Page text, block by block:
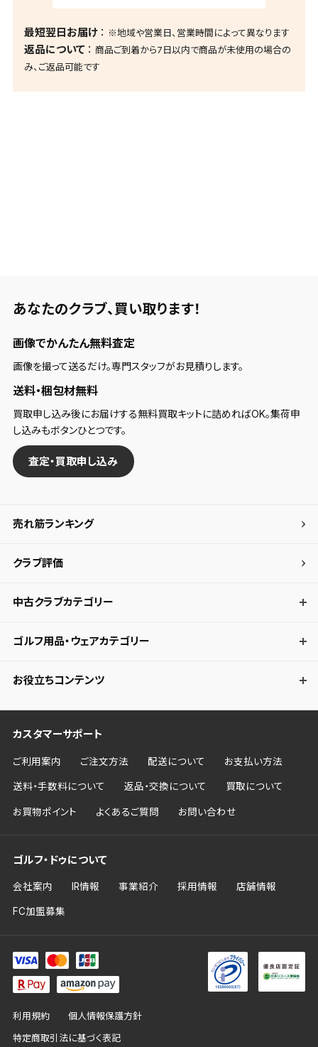
最短翌日お届け ※地域や営業日、営業時間によって異なります
返品について
商品ご到着から7日以内で商品が未使用の場合の
み、ご返品可能です
あなたのクラブ、 買い取ります！
画像でかんたん無料査定
画像を撮って送るだけ。専門スタッフがお見積りします。
送料・梱包材無料
買取申し込み後にお届けする無料買取キットに詰めればOK。集荷申
し込みもボタンひとつです。
査定・買取申し込み
売れ筋ランキング
クラブ評価
中古クラブカテゴリー
ゴルフ用品・ウェアカテゴリー
お役立ちコンテンツ
カスタマーサポート
ご利用案内 ご注文方法 配送について お支払い方法
送料・手数料について 返品・交換について 買取について
お買物ポイント よくあるご質問 お問い合わせ
ゴルフ・ドゥについて
会社案内 IR情報 事業紹介 採用情報 店舗情報
FC加盟募集
利用規約 個人情報保護方針
特定商取引法に基づく表記